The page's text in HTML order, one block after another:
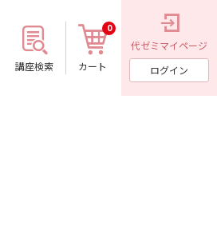
講座検索 カート
0
代ゼミマイページ
ログイン